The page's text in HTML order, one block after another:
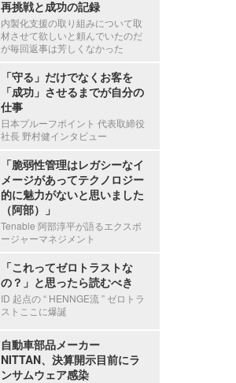
再挑戦と成功の記録
内製化支援の取り組みについて取
材させて欲しいと頼んでいたのだ
が毎回返事は芳しくなかった
「守る」だけでなくお客を
「成功」させるまでが自分の
仕事
日本プルーフポイント 代表取締役
社長 野村健インタビュー
「脆弱性管理はレガシーなイ
メージがあってテクノロジー
的に魅力がないと思いました
（阿部）」
Tenable 阿部淳平が語るエクスポ
ージャーマネジメント
「これってゼロトラストな
の？」と思ったら読むべき
ID 起点の “ HENNGE流 ” ゼロトラ
ストここに爆誕
自動車部品メーカー
NITTAN、決算開示目前にラ
ンサムウェア感染